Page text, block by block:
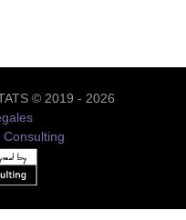
© 2019 - 2026
Consulting